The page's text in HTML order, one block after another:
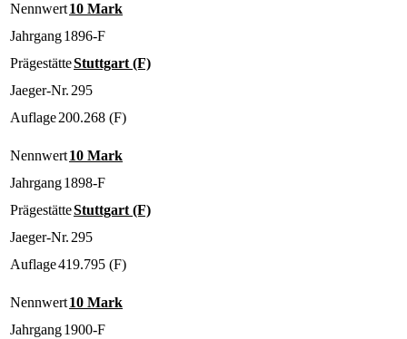
Nennwert10 Mark
Jahrgang1896-F
PrägestätteStuttgart (F)
Jaeger-Nr. 295
Auflage200.268 (F)
Nennwert10 Mark
Jahrgang1898-F
PrägestätteStuttgart (F)
Jaeger-Nr. 295
Auflage419.795 (F)
Nennwert10 Mark
Jahrgang1900-F